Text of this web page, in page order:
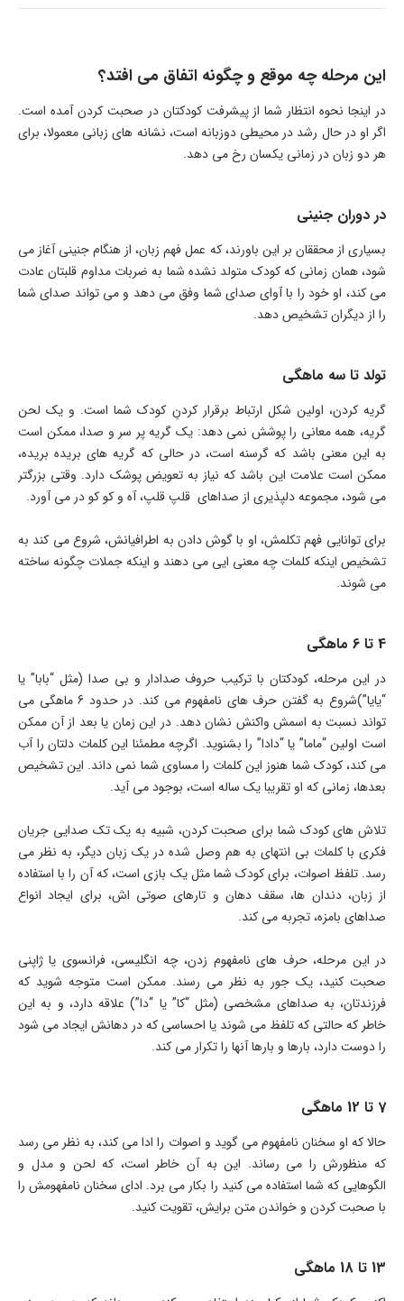
این مرحله چه موقع و چگونه اتفاق می افتد؟
در اینجا نحوه انتظار شما از پیشرفت کودکتان در صحبت کردن آمده است.
اگر او در حال رشد در محیطی دوزبانه است، نشانه های زبانی معمولا، برای
هر دو زبان در زمانی یکسان رخ می دهد.
در دوران جنینی
بسیاری از محققان بر این باورند، که عمل فهم زبان، از هنگام جنینی آغاز می
شود، همان زمانی که کودک متولد نشده شما به ضربات مداوم قلبتان عادت
می کند، او خود را با آوای صدای شما وفق می دهد و می تواند صدای شما
را از دیگران تشخیص دهد.
تولد تا سه ماهگی
گریه کردن، اولین شکل ارتباط برقرار کردنِ کودک شما است. و یک لحن
گریه، همه معانی را پوشش نمی دهد: یک گریه پر سر و صدا، ممکن است
به این معنی باشد که گرسنه است، در حالی که گریه های بریده بریده،
ممکن است علامت این باشد که نیاز به تعویض پوشک دارد. وقتی بزرگتر
می شود، مجموعه دلپذیری از صداهای قلپ قلپ، آه و کو کو در می آورد.
برای توانایی فهم تکلمش، او با گوش دادن به اطرافیانش، شروع می کند به
تشخیص اینکه کلمات چه معنی ایی می دهند و اینکه جملات چگونه ساخته
می شوند.
4 تا 6 ماهگی
در این مرحله، کودکتان با ترکیب حروف صدادار و بی صدا (مثل “بابا” یا
“یایا”)شروع به گفتن حرف های نامفهوم می کند. در حدود 6 ماهگی می
تواند نسبت به اسمش واکنش نشان دهد. در این زمان یا بعد از آن ممکن
است اولین “ماما” یا “دادا” را بشنوید. اگرچه مطمئنا این کلمات دلتان را آب
می کند، کودک شما هنوز این کلمات را مساوی شما نمی داند. این تشخیص
بعدها، زمانی که او تقریبا یک ساله است، بوجود می آید.
تلاش های کودک شما برای صحبت کردن، شبیه به یک تک صدایی جریان
فکری با کلمات بی انتهای به هم وصل شده در یک زبان دیگر، به نظر می
رسد. تلفظ اصوات، برای کودک شما مثل یک بازی است، که آن را با استفاده
از زبان، دندان ها، سقف دهان و تارهای صوتی اش، برای ایجاد انواع
صداهای بامزه، تجربه می کند.
در این مرحله، حرف های نامفهوم زدن، چه انگلیسی، فرانسوی یا ژاپنی
صحبت کنید، یک جور به نظر می رسند. ممکن است متوجه شوید که
فرزندتان، به صداهای مشخصی (مثل “کا” یا “دا”) علاقه دارد، و به این
خاطر که حالتی که تلفظ می شوند یا احساسی که در دهانش ایجاد می شود
را دوست دارد، بارها و بارها آنها را تکرار می کند.
7 تا 12 ماهگی
حالا که او سخنان نامفهوم می گوید و اصوات را ادا می کند، به نظر می رسد
که منظورش را می رساند. این به آن خاطر است، که لحن و مدل و
الگوهایی که شما استفاده می کنید را بکار می برد. ادای سخنان نامفهومش را
با صحبت کردن و خواندن متن برایش، تقویت کنید.
13 تا 18 ماهگی